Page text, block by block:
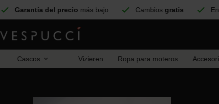
Garantía del precio más bajo Cambios gratis
Cascos Vizieren Ropa para moteros